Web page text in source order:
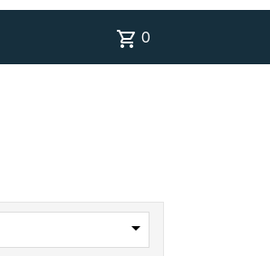
shopping_cart 0
